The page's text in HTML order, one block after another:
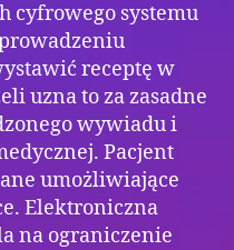
cyfrowego systemu
receptę w
uzna to za zasadne
wywiadu i
Pacjent
umożliwiające
Elektroniczna
na ograniczenie